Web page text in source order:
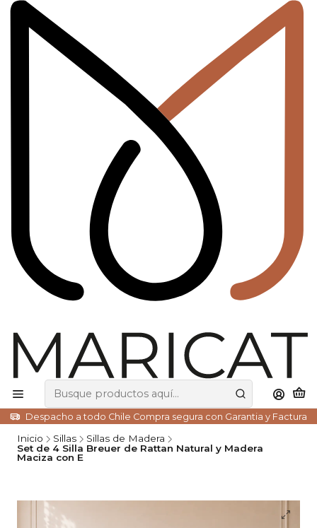
Despacho a todo Chile Compra segura con Garantia y Factura
Inicio Sillas
Sillas de Madera
Set de 4 Silla Breuer de Rattan Natural y Madera
Maciza con E